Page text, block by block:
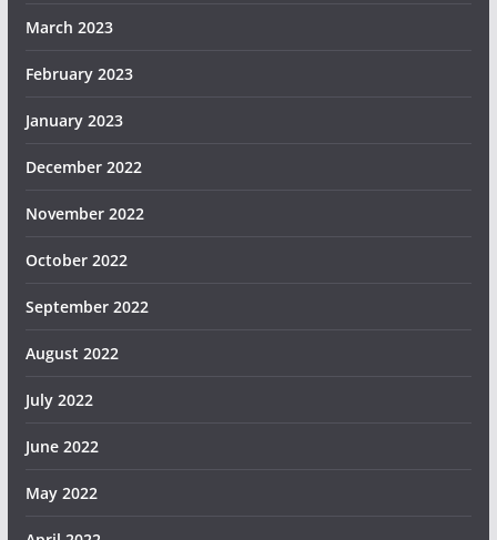
March 2023
February 2023
January 2023
December 2022
November 2022
October 2022
September 2022
August 2022
July 2022
June 2022
May 2022